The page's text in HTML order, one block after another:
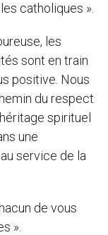
catholiques ».
les
sont en train
positive. Nous
du respect
spirituel
une
service de la
de vous
».